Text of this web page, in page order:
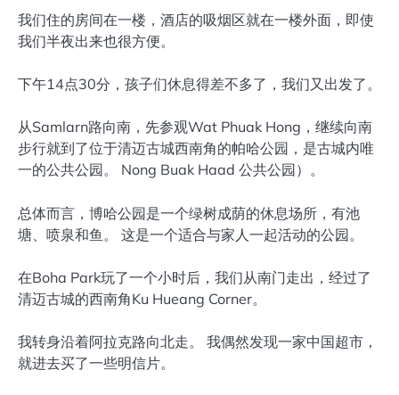
我们住的房间在一楼，酒店的吸烟区就在一楼外面，即使
我们半夜出来也很方便。
下午14点30分，孩子们休息得差不多了，我们又出发了。
从Samlarn路向南，先参观Wat Phuak Hong，继续向南
步行就到了位于清迈古城西南角的帕哈公园，是古城内唯
一的公共公园。 Nong Buak Haad 公共公园）。
总体而言，博哈公园是一个绿树成荫的休息场所，有池
塘、喷泉和鱼。 这是一个适合与家人一起活动的公园。
在Boha Park玩了一个小时后，我们从南门走出，经过了
清迈古城的西南角Ku Hueang Corner。
我转身沿着阿拉克路向北走。 我偶然发现一家中国超市，
就进去买了一些明信片。